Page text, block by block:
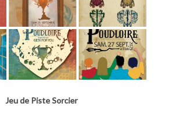
Jeu de Piste Sorcier